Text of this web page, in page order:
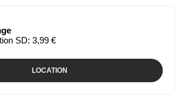
SD: 3,99 €
LOCATION